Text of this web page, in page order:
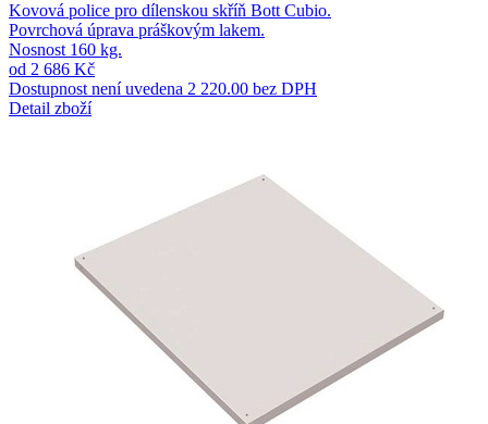
Kovová police pro dílenskou skříň Bott Cubio.
Povrchová úprava práškovým lakem.
Nosnost 160 kg.
od 2 686 Kč
Dostupnost není uvedena 2 220.00 bez DPH
Detail zboží